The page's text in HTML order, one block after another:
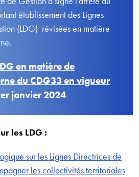
établissement des Lignes
(LDG) révisées en matière
en matière de
du CDG33 en vigueur
janvier 2024
les LDG :
sur les Lignes Directrices de
les collectivités territoriales